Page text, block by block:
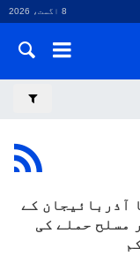
8 اگست، 2026
آذربائیجان کے
مسلح حملے کی